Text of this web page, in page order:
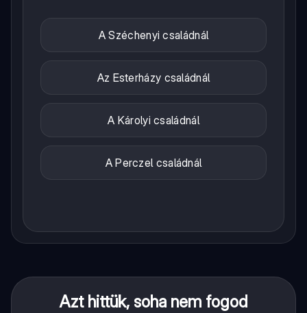
A Széchenyi családnál
Az Esterházy családnál
A Károlyi családnál
A Perczel családnál
Azt hittük, soha nem fogod